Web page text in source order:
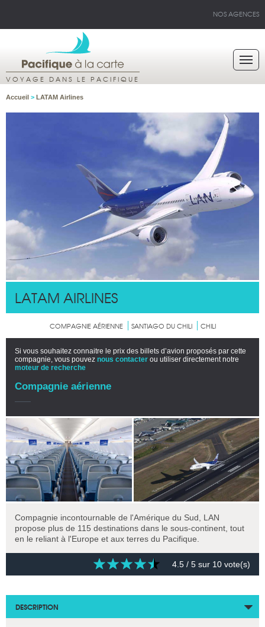
NOS AGENCES
VOYAGE DANS LE PACIFIQUE
Accueil > LATAM Airlines
LATAM AIRLINES
COMPAGNIE AÉRIENNE SANTIAGO DU CHILI CHILI
Si vous souhaitez connaitre le prix des billets d’avion proposés par cette
compagnie, vous pouvez nous contacter ou utiliser directement notre
moteur de recherche
Compagnie aérienne
Compagnie incontournable de l'Amérique du Sud, LAN
propose plus de 115 destinations dans le sous-continent, tout
en le reliant à l'Europe et aux terres du Pacifique.
4.5 / 5 sur 10 vote(s)
DESCRIPTION